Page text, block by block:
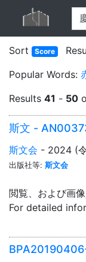
Sort
Score
Popular Words:
Results 41 - 50
斯文 -
斯文会 - 2024 (
出版社等: 斯文会
閲覧、および画
For detailed